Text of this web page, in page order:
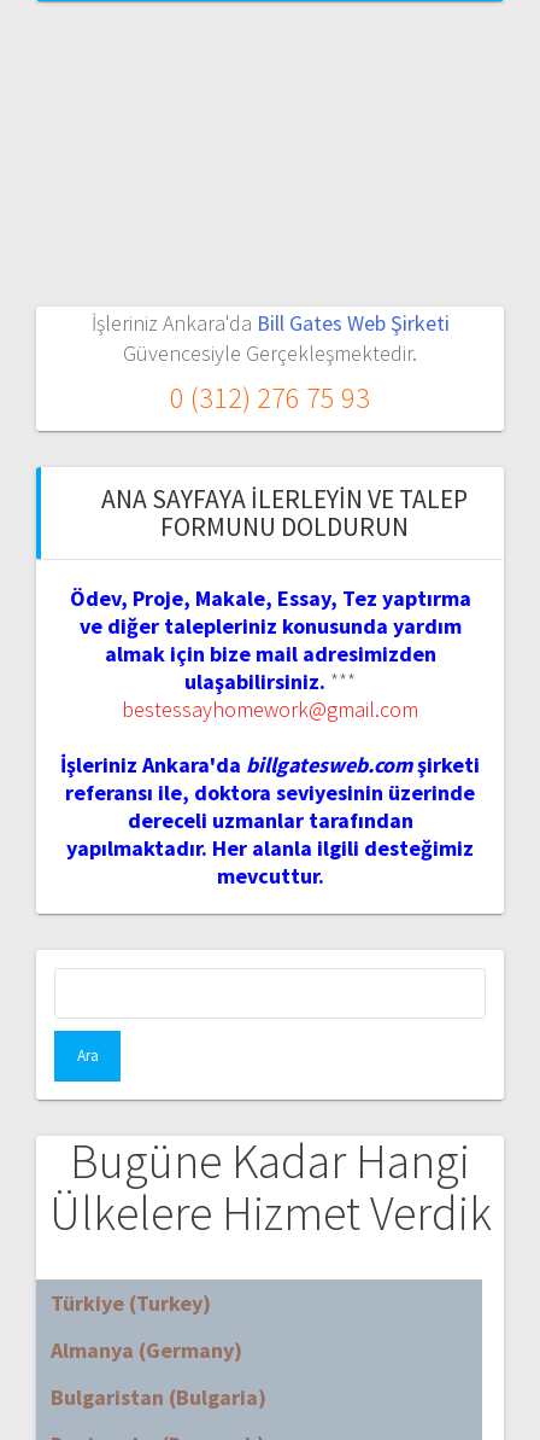
İşleriniz Ankara'da Bill Gates Web Şirketi
Güvencesiyle Gerçekleşmektedir.
0 (312) 276 75 93
ANA SAYFAYA İLERLEYIN VE TALEP
FORMUNU DOLDURUN
Ödev, Proje, Makale, Essay, Tez yaptırma
ve diğer talepleriniz konusunda yardım
almak için bize mail adresimizden
ulaşabilirsiniz. ***
bestessayhomework@gmail.com
İşleriniz Ankara'da billgatesweb.comşirketi
referansı ile, doktora seviyesinin üzerinde
dereceli uzmanlar tarafından
yapılmaktadır. Her alanla ilgili desteğimiz
mevcuttur.
Bugüne Kadar Hangi
Ülkelere Hizmet Verdik
Türkiye (Turkey)
Almanya (Germany)
Bulgaristan (Bulgaria)